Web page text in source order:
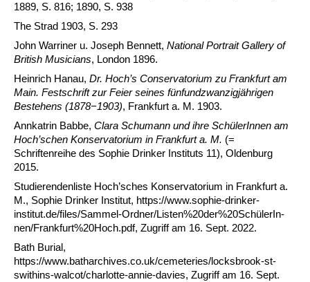
1889, S. 816; 1890, S. 938
The Strad 1903, S. 293
John Warriner u. Joseph Bennett, National Portrait Gallery of
British Musicians, London 1896.
Heinrich Hanau, Dr. Hoch’s Conservatorium zu Frankfurt am
Main. Fest­schrift zur Feier seines fünfundzwanzigjährigen
Bestehens (1878−1903), Frankfurt a. M. 1903.
Annkatrin Babbe, Clara Schumann und ihre SchülerInnen am
Hoch’schen Konservatorium in Frankfurt a. M. (=
Schriftenreihe des Sophie Drinker Instituts 11), Oldenburg
2015.
Studierendenliste Hoch’sches Konservatorium in Frankfurt a.
M., Sophie Drinker Institut, https://www.sophie-drinker-
institut.de/files/Sammel-Ordner/Listen%20­der%20SchülerIn­
nen/Frankfurt%20Hoch.pdf, Zugriff am 16. Sept. 2022.
Bath Burial,
https://www.batharchives.co.uk/cemeteries/locksbrook-st-
swithins-walcot/charlotte-annie-davies, Zugriff am 16. Sept.